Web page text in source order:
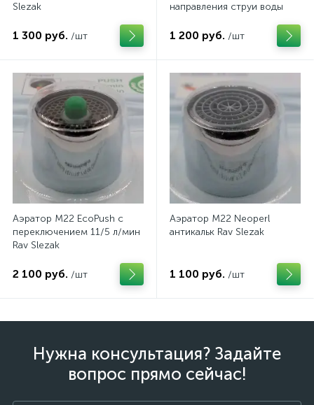
Slezak
1 300 руб. /шт
направления струи воды
1 200 руб. /шт
Аэратор M22 EcoPush с
переключением 11/5 л/мин
Rav Slezak
2 100 руб. /шт
Аэратор M22 Neoperl
антикальк Rav Slezak
1 100 руб. /шт
Нужна консультация? Задайте
вопрос прямо сейчас!